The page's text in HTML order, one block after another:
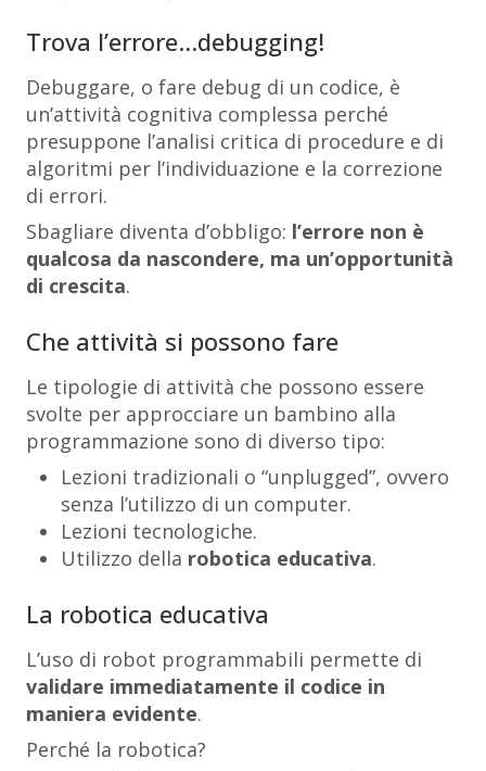
Trova l’errore…debugging!
Debuggare, o fare debug di un codice, è
un’attività cognitiva complessa perché
presuppone l’analisi critica di procedure e di
algoritmi per l’individuazione e la correzione
di errori.
Sbagliare diventa d’obbligo: l’errore non è
qualcosa da nascondere, ma un’opportunità
di crescita.
Che attività si possono fare
Le tipologie di attività che possono essere
svolte per approcciare un bambino alla
programmazione sono di diverso tipo:
Lezioni tradizionali o “unplugged”, ovvero
senza l’utilizzo di un computer.
Lezioni tecnologiche.
Utilizzo della robotica educativa.
La robotica educativa
L’uso di robot programmabili permette di
validare immediatamente il codice in
maniera evidente.
Perché la robotica?